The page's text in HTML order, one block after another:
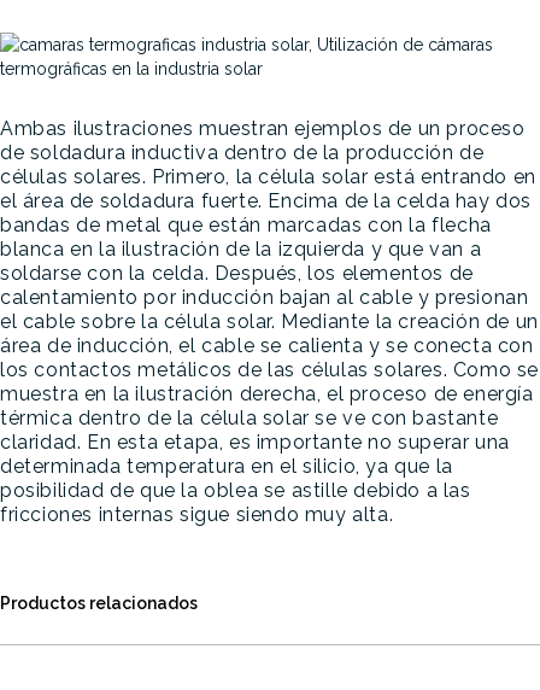
Ambas ilustraciones muestran ejemplos de un proceso
de soldadura inductiva dentro de la producción de
células solares. Primero, la célula solar está entrando en
el área de soldadura fuerte. Encima de la celda hay dos
bandas de metal que están marcadas con la flecha
blanca en la ilustración de la izquierda y que van a
soldarse con la celda. Después, los elementos de
calentamiento por inducción bajan al cable y presionan
el cable sobre la célula solar. Mediante la creación de un
área de inducción, el cable se calienta y se conecta con
los contactos metálicos de las células solares. Como se
muestra en la ilustración derecha, el proceso de energía
térmica dentro de la célula solar se ve con bastante
claridad. En esta etapa, es importante no superar una
determinada temperatura en el silicio, ya que la
posibilidad de que la oblea se astille debido a las
fricciones internas sigue siendo muy alta.
Productos relacionados